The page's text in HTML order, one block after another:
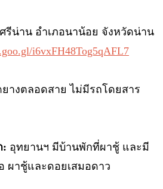
รีน่าน อำเภอนาน้อย จังหวัดน่าน
i6vxFH48Tog5qAFL7
างตลอดสาย ไม่มีรถโดยสาร
: อุทยานฯ มีบ้านพักที่ผาชู้ และมี
ผาชู้และดอยเสมอดาว